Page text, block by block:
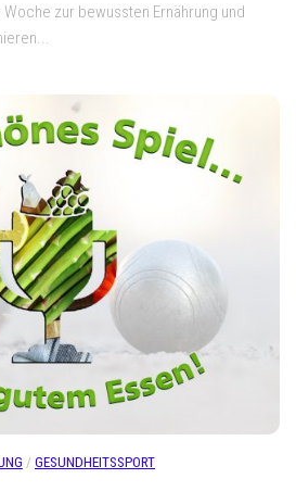
zur bewussten Ernährung und
/ GESUNDHEITSSPORT